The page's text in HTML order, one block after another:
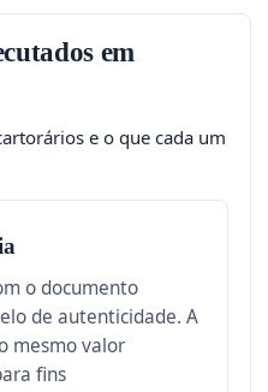
em
e o que cada um
o documento
de autenticidade. A
mesmo valor
fins